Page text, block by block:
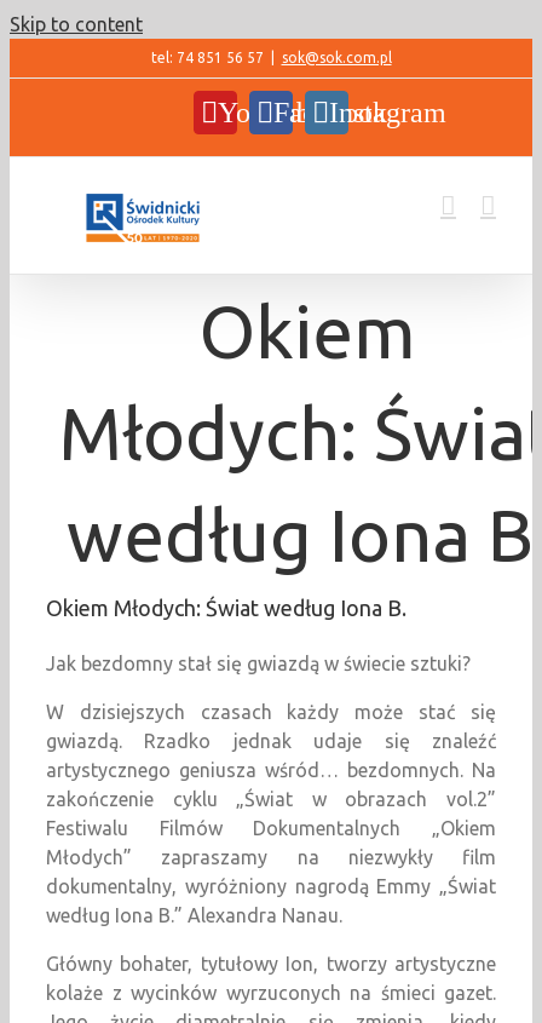
Skip to content
tel: 74 851 56 57 sok@sok.com.pl
YouTubeFacebookInstagram
Okiem
Młodych:
według Iona
Okiem Młodych: Świat według Iona B.
Jak bezdomny stał się gwiazdą w świecie sztuki?
W dzisiejszych czasach każdy może stać się
gwiazdą. Rzadko jednak udaje się znaleźć
artystycznego geniusza wśród… bezdomnych. Na
zakończenie cyklu „Świat w obrazach vol.2”
Festiwalu Filmów Dokumentalnych „Okiem
Młodych” zapraszamy na niezwykły film
dokumentalny, wyróżniony nagrodą Emmy „Świat
według Iona B.” Alexandra Nanau.
Główny bohater, tytułowy Ion, tworzy artystyczne
kolaże z wycinków wyrzuconych na śmieci gazet.